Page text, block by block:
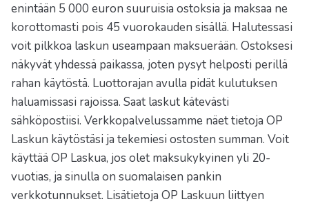
enintään 5 000 euron suuruisia ostoksia ja maksaa ne
korottomasti pois 45 vuorokauden sisällä. Halutessasi
voit pilkkoa laskun useampaan maksuerään. Ostoksesi
näkyvät yhdessä paikassa, joten pysyt helposti perillä
rahan käytöstä. Luottorajan avulla pidät kulutuksen
haluamissasi rajoissa. Saat laskut kätevästi
sähköpostiisi. Verkkopalvelussamme näet tietoja OP
Laskun käytöstäsi ja tekemiesi ostosten summan. Voit
käyttää OP Laskua, jos olet maksukykyinen yli 20-
vuotias, ja sinulla on suomalaisen pankin
verkkotunnukset. Lisätietoja OP Laskuun liittyen